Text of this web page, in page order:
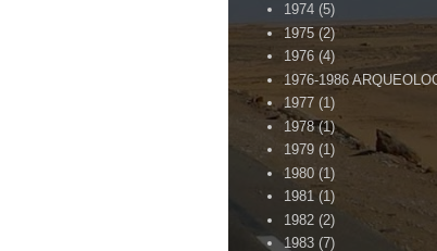
1974 (5)
1975 (2)
1976 (4)
1976-1986
1977 (1)
1978 (1)
1979 (1)
1980 (1)
1981 (1)
1982 (2)
1983 (7)